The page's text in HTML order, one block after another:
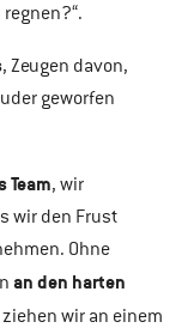
, Zeugen davon,
geworfen
, wir
wir den Frust
Ohne
an den harten
wir an einem